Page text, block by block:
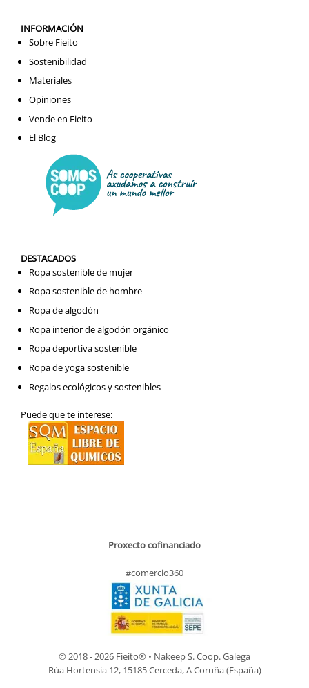
INFORMACIÓN
Sobre Fieito
Sostenibilidad
Materiales
Opiniones
Vende en Fieito
El Blog
DESTACADOS
Ropa sostenible de mujer
Ropa sostenible de hombre
Ropa de algodón
Ropa interior de algodón orgánico
Ropa deportiva sostenible
Ropa de yoga sostenible
Regalos ecológicos y sostenibles
Puede que te interese:
Proxecto cofinanciado
#comercio360
© 2018 - 2026 Fieito® • Nakeep S. Coop. Galega
Rúa Hortensia 12, 15185 Cerceda, A Coruña (España)